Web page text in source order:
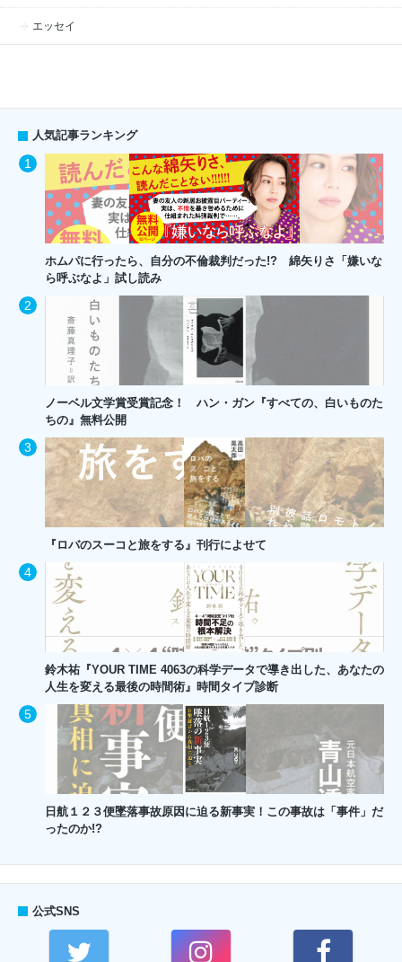
エッセイ
人気記事ランキング
ホムパに行ったら、自分の不倫裁判だった!? 綿矢りさ「嫌いな
ら呼ぶなよ」試し読み
ノーベル文学賞受賞記念！ ハン・ガン『すべての、白いものた
ちの』無料公開
『ロバのスーコと旅をする』刊行によせて
鈴木祐『YOUR TIME 4063の科学データで導き出した、あなたの
人生を変える最後の時間術』時間タイプ診断
日航１２３便墜落事故原因に迫る新事実！この事故は「事件」だ
ったのか!?
公式SNS